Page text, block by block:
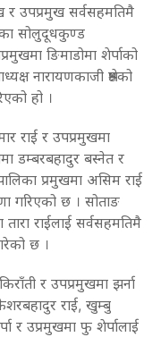
र उपप्रमुख सर्वसहमतिमै
सोलुदूधकुण्ड
ङिमाडोमा शेर्पाको
नारायणकाजी श्रेष्ठको
हो ।
राई र उपप्रमुखमा
डम्बरबहादुर बस्नेत र
प्रमुखमा असिम राई
गरिएको छ । सोताङ
राईलाई सर्वसहमतिमै
छ ।
र उपप्रमुखमा झर्ना
राई, खुम्बु
र उप्रमुखमा फु शेर्पालाई